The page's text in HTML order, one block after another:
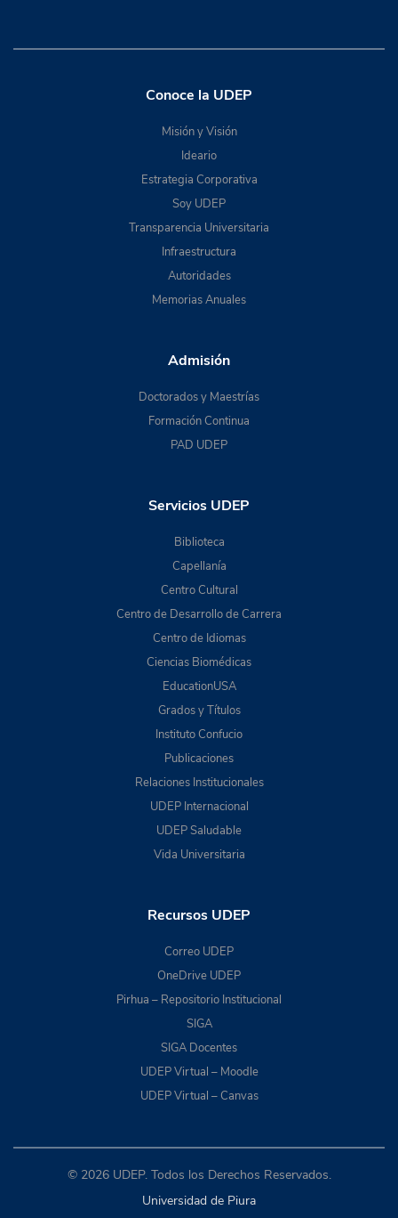
Conoce la UDEP
Misión y Visión
Ideario
Estrategia Corporativa
Soy UDEP
Transparencia Universitaria
Infraestructura
Autoridades
Memorias Anuales
Admisión
Doctorados y Maestrías
Formación Continua
PAD UDEP
Servicios UDEP
Biblioteca
Capellanía
Centro Cultural
Centro de Desarrollo de Carrera
Centro de Idiomas
Ciencias Biomédicas
EducationUSA
Grados y Títulos
Instituto Confucio
Publicaciones
Relaciones Institucionales
UDEP Internacional
UDEP Saludable
Vida Universitaria
Recursos UDEP
Correo UDEP
OneDrive UDEP
Pirhua – Repositorio Institucional
SIGA
SIGA Docentes
UDEP Virtual – Moodle
UDEP Virtual – Canvas
© 2026 UDEP. Todos los Derechos Reservados.
Universidad de Piura